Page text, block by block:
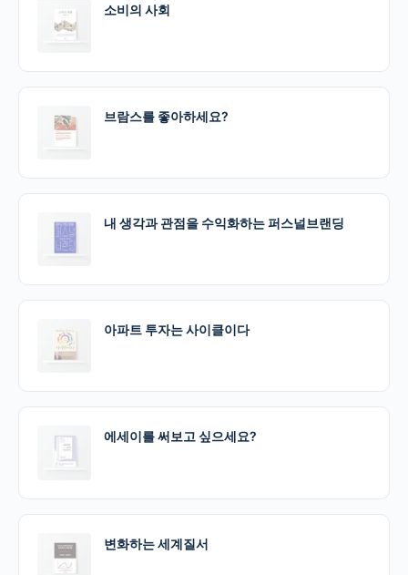
소비의 사회
브람스를 좋아하세요?
내 생각과 관점을 수익화하는 퍼스널브랜딩
아파트 투자는 사이클이다
에세이를 써보고 싶으세요?
변화하는 세계질서